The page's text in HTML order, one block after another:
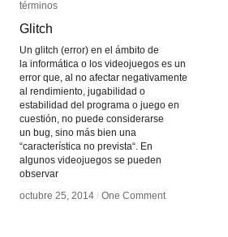
términos
Glitch
Un glitch (error) en el ámbito de
la informática o los videojuegos es un
error que, al no afectar negativamente
al rendimiento, jugabilidad o
estabilidad del programa o juego en
cuestión, no puede considerarse
un bug, sino más bien una
“característica no prevista“. En
algunos videojuegos se pueden
observar
octubre 25, 2014 / One Comment
términos
Glitch
octubre 25, 2014 / One Comment